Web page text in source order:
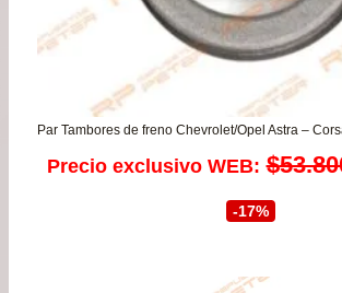
Precio exclusivo WEB: $
-17%